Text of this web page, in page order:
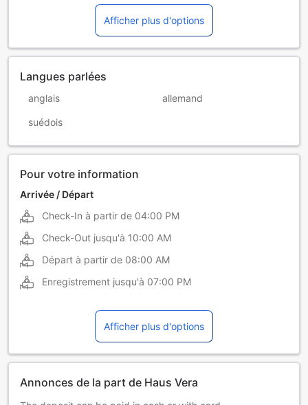
Afficher plus d'options
Langues parlées
anglais allemand
suédois
Pour votre information
Arrivée / Départ
Check-In à partir de 04:00 PM
Check-Out jusqu'à 10:00 AM
Départ à partir de 08:00 AM
Enregistrement jusqu'à 07:00 PM
Afficher plus d'options
Annonces de la part de Haus Vera